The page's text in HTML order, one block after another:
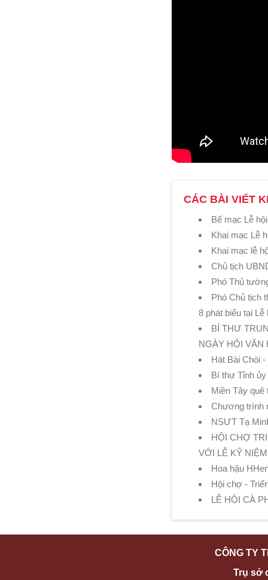
CÁC BÀI VIẾT
Bế mạc Lễ
Khai mạc Lễ
Khai mạc lễ
Chủ tịch
Phó Thủ
Phó Chủ tịch
8 phát biểu tại Lễ
BÍ THƯ
NGÀY HỘI VĂN
Hát Bài Chòi
Bí thư Tỉnh
Miền Tây quê
Chương trình
NSƯT Tạ
HỘI CHỢ
VỚI LỄ KỸ
Hoa hậu
Hội chợ -
LỄ HỘI CÀ
CÔNG TY
Trụ sở